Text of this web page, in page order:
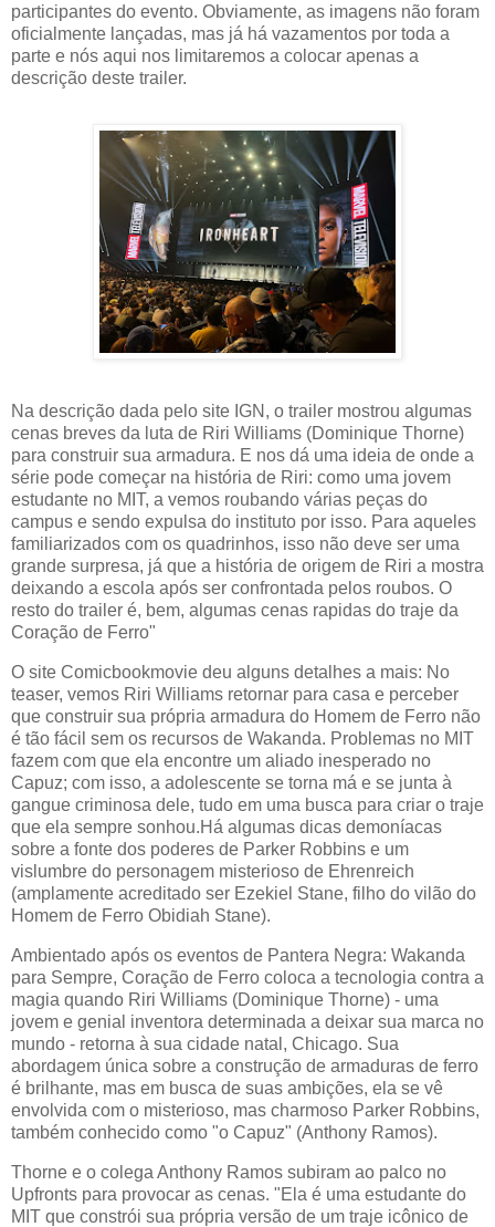
participantes do evento. Obviamente, as imagens não foram
oficialmente lançadas, mas já há vazamentos por toda a
parte e nós aqui nos limitaremos a colocar apenas a
descrição deste trailer.
Na descrição dada pelo site IGN, o trailer mostrou algumas
cenas breves da luta de Riri Williams (Dominique Thorne)
para construir sua armadura. E nos dá uma ideia de onde a
série pode começar na história de Riri: como uma jovem
estudante no MIT, a vemos roubando várias peças do
campus e sendo expulsa do instituto por isso. Para aqueles
familiarizados com os quadrinhos, isso não deve ser uma
grande surpresa, já que a história de origem de Riri a mostra
deixando a escola após ser confrontada pelos roubos. O
resto do trailer é, bem, algumas cenas rapidas do traje da
Coração de Ferro"
O site Comicbookmovie deu alguns detalhes a mais: No
teaser, vemos Riri Williams retornar para casa e perceber
que construir sua própria armadura do Homem de Ferro não
é tão fácil sem os recursos de Wakanda. Problemas no MIT
fazem com que ela encontre um aliado inesperado no
Capuz; com isso, a adolescente se torna má e se junta à
gangue criminosa dele, tudo em uma busca para criar o traje
que ela sempre sonhou.Há algumas dicas demoníacas
sobre a fonte dos poderes de Parker Robbins e um
vislumbre do personagem misterioso de Ehrenreich
(amplamente acreditado ser Ezekiel Stane, filho do vilão do
Homem de Ferro Obidiah Stane).
Ambientado após os eventos de Pantera Negra: Wakanda
para Sempre, Coração de Ferro coloca a tecnologia contra a
magia quando Riri Williams (Dominique Thorne) - uma
jovem e genial inventora determinada a deixar sua marca no
mundo - retorna à sua cidade natal, Chicago. Sua
abordagem única sobre a construção de armaduras de ferro
é brilhante, mas em busca de suas ambições, ela se vê
envolvida com o misterioso, mas charmoso Parker Robbins,
também conhecido como "o Capuz" (Anthony Ramos).
Thorne e o colega Anthony Ramos subiram ao palco no
Upfronts para provocar as cenas. "Ela é uma estudante do
MIT que constrói sua própria versão de um traje icônico de